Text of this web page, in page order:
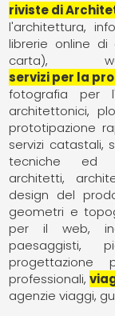
riviste di
l'architettura
librerie online di
carta)
servizi per la
fotografia per
architettonici
prototipazione
servizi catastali
tecniche ed
architetti
design del
geometri e
per il web
paesaggisti
progettazione
professionali
agenzie viaggi